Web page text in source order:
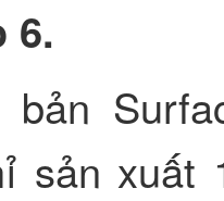
6.
sản xuất